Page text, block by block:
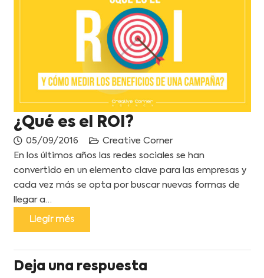
¿Qué es el ROI?
05/09/2016
Creative Corner
En los últimos años las redes sociales se han
convertido en un elemento clave para las empresas y
cada vez más se opta por buscar nuevas formas de
llegar a…
Llegir més
Deja una respuesta